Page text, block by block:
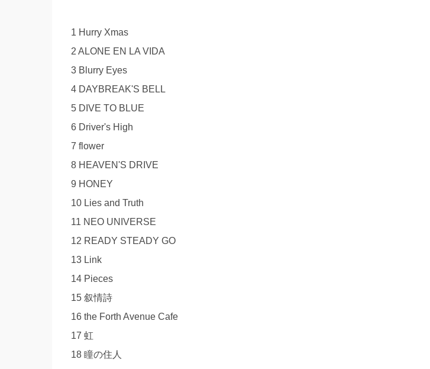
1 Hurry Xmas
2 ALONE EN LA VIDA
3 Blurry Eyes
4 DAYBREAK'S BELL
5 DIVE TO BLUE
6 Driver's High
7 flower
8 HEAVEN'S DRIVE
9 HONEY
10 Lies and Truth
11 NEO UNIVERSE
12 READY STEADY GO
13 Link
14 Pieces
15 叙情詩
16 the Forth Avenue Cafe
17 虹
18 瞳の住人